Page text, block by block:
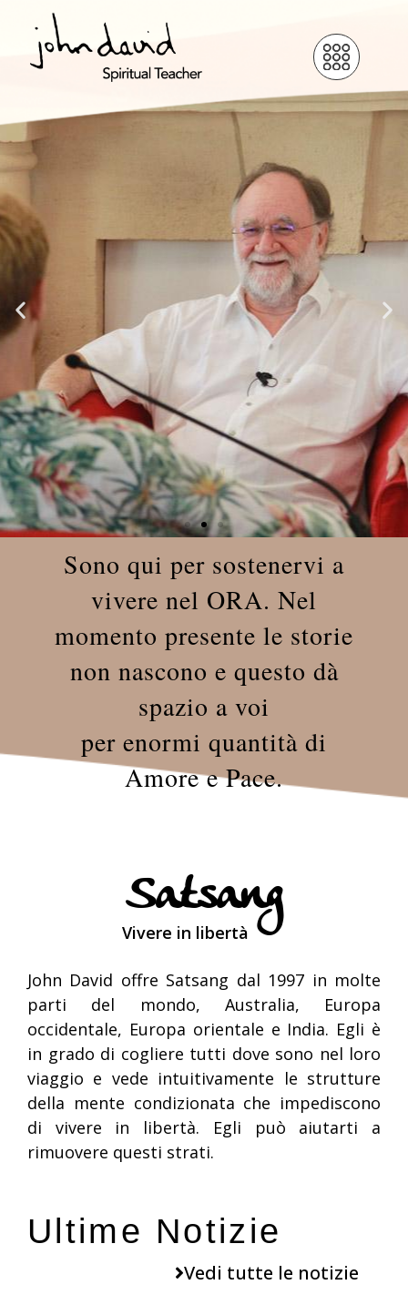
Sono qui per sostenervi a
vivere nel ORA. Nel
momento presente le storie
non nascono e questo dà
spazio a voi
per enormi quantità di
Amore e Pace.
Satsang
Vivere in libertà
John David offre Satsang dal 1997 in molte
parti del mondo, Australia, Europa
occidentale, Europa orientale e India. Egli è
in grado di cogliere tutti dove sono nel loro
viaggio e vede intuitivamente le strutture
della mente condizionata che impediscono
di vivere in libertà. Egli può aiutarti a
rimuovere questi strati.
Ultime Notizie
Vedi tutte le notizie